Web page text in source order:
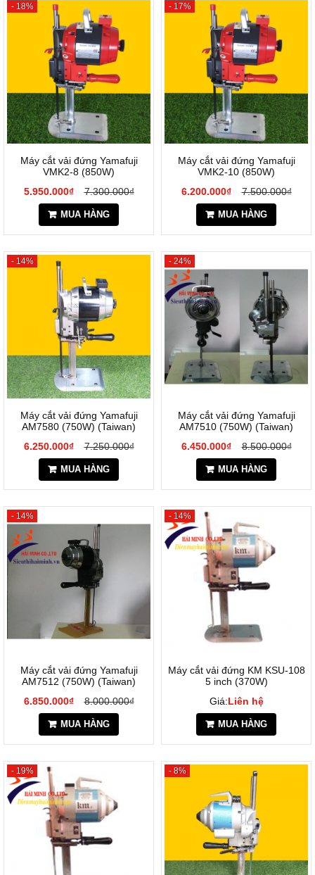
- 18%
Máy cắt vải đứng Yamafuji
VMK2-8 (850W)
5.950.000₫
7.300.000₫
MUA HÀNG
- 17%
Máy cắt vải đứng Yamafuji
VMK2-10 (850W)
6.200.000₫
7.500.000₫
MUA HÀNG
- 14%
Máy cắt vải đứng Yamafuji
AM7580 (750W) (Taiwan)
6.250.000₫
7.250.000₫
MUA HÀNG
- 24%
Máy cắt vải đứng Yamafuji
AM7510 (750W) (Taiwan)
6.450.000₫
8.500.000₫
MUA HÀNG
- 14%
Máy cắt vải đứng Yamafuji
AM7512 (750W) (Taiwan)
6.850.000₫
8.000.000₫
MUA HÀNG
- 14%
Máy cắt vải đứng KM KSU-108
5 inch (370W)
Giá:Liên hệ
MUA HÀNG
- 19% - 8%